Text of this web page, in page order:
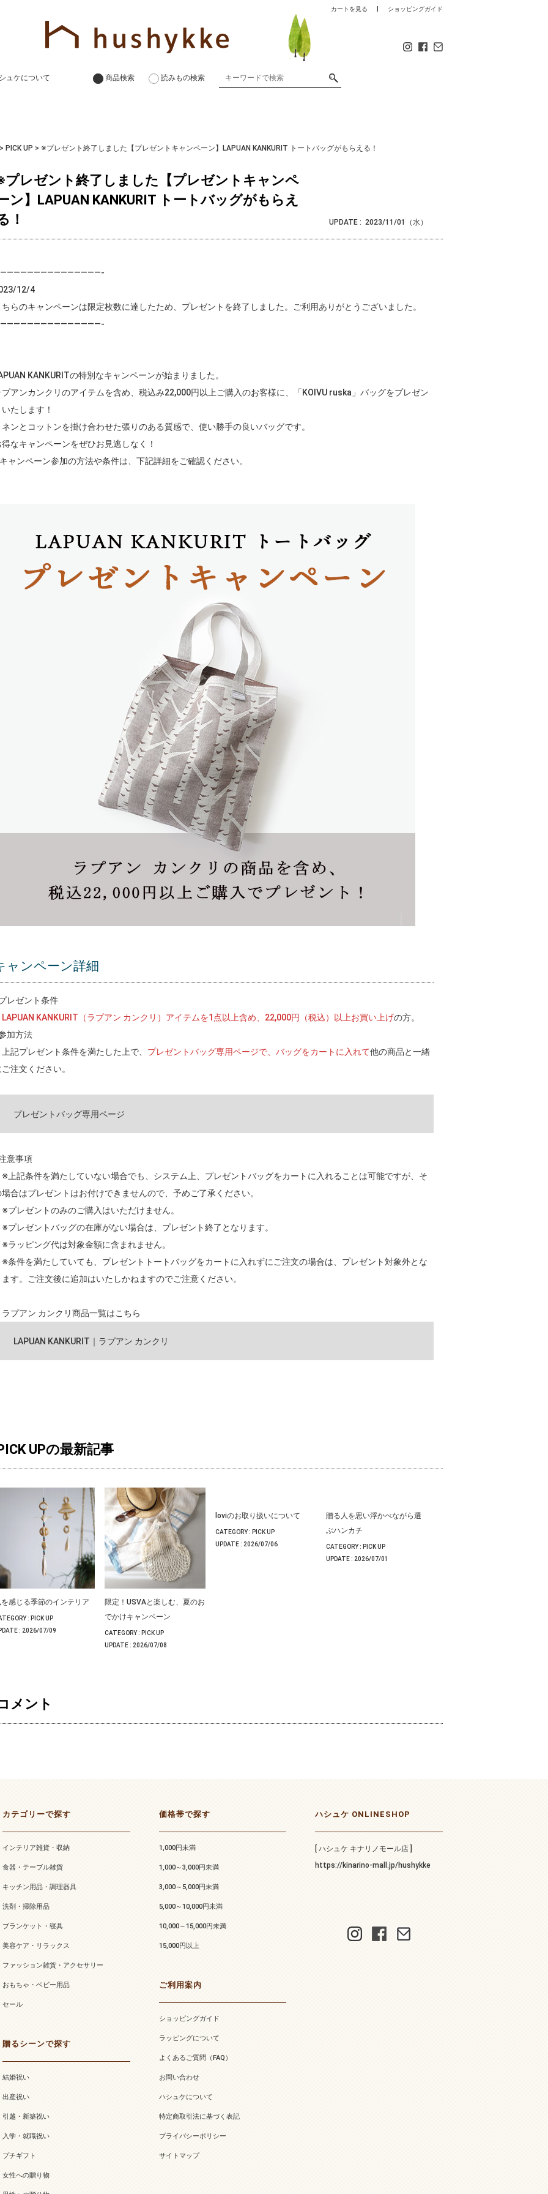
カートを見る ショッピングガイド
ュケについて 商品検索 読みもの検索
PICK UP > ※プレゼント終了しました【プレゼントキャンペーン】LAPUAN KANKURIT トートバッグがもらえる！
プレゼント終了しました【プレゼントキャンペ
ン】LAPUAN KANKURIT トートバッグがもらえ
！
UPDATE : 2023/11/01（水）
12/4
ちらのキャンペーンは限定枚数に達したため、プレゼントを終了しました。ご利用ありがとうございました。
KANKURITの特別なキャンペーンが始まりました。
プアンカンクリのアイテムを含め、税込み22,000円以上ご購入のお客様に、「KOIVU ruska」バッグをプレゼン
たします！
ネンとコットンを掛け合わせた張りのある質感で、使い勝手の良いバッグです。
得なキャンペーンをぜひお見逃しなく！
ャンペーン参加の方法や条件は、下記詳細をご確認ください。
ャンペーン詳細
レゼント条件
LAPUAN KANKURIT（ラプアン カンクリ）アイテムを1点以上含め、22,000円（税込）以上お買い上げの方。
加方法
記プレゼント条件を満たした上で、 プレゼントバッグ専用ページで、バッグをカートに入れて他の商品と一緒
注文ください。
プレゼントバッグ専用ページ
意事項
記条件を満たしていない場合でも、システム上、プレゼントバッグをカートに入れることは可能ですが、そ
場合はプレゼントはお付けできませんので、予めご了承ください。
レゼントのみのご購入はいただけません。
レゼントバッグの在庫がない場合は、プレゼント終了となります。
ッピング代は対象金額に含まれません。
件を満たしていても、プレゼントトートバッグをカートに入れずにご注文の場合は、プレゼント対象外とな
ます。ご注文後に追加はいたしかねますのでご注意ください。
プアン カンクリ商品一覧はこちら
LAPUAN KANKURIT｜ラプアン カンクリ
UPの最新記事
感じる季節のインテリア
: PICK UP
: 2026/07/09
限定！USVAと楽しむ、夏のお
でかけキャンペーン
CATEGORY : PICK UP
UPDATE : 2026/07/08
loviのお取り扱いについて
CATEGORY : PICK UP
UPDATE : 2026/07/06
贈る人を思い浮かべながら選
ぶハンカチ
CATEGORY : PICK UP
UPDATE : 2026/07/01
メント
カテゴリーで探す
インテリア雑貨・収納
食器・テーブル雑貨
キッチン用品・調理器具
洗剤・掃除用品
ブランケット・寝具
美容ケア・リラックス
ファッション雑貨・アクセサリー
おもちゃ・ベビー用品
セール
贈るシーンで探す
結婚祝い
出産祝い
引越・新築祝い
入学・就職祝い
プチギフト
女性への贈り物
価格帯で探す
1,000円未満
1,000～3,000円未満
3,000～5,000円未満
5,000～10,000円未満
10,000～15,000円未満
15,000円以上
ご利用案内
ショッピングガイド
ラッピングについて
よくあるご質問（FAQ）
お問い合わせ
ハシュケについて
特定商取引法に基づく表記
プライバシーポリシー
サイトマップ
ハシュケ ONLINESHOP
[ ハシュケ キナリノモール店 ]
https://kinarino-mall.jp/hushykke